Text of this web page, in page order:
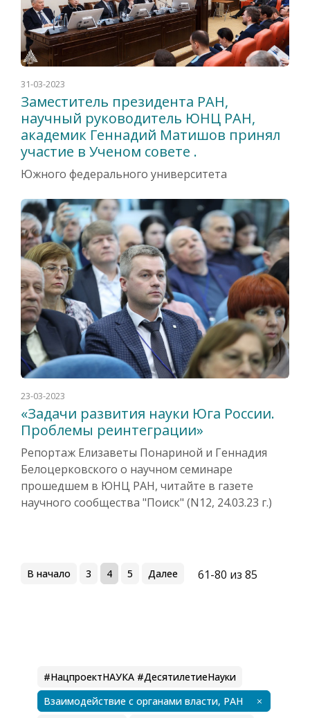
31-03-2023
Заместитель президента РАН,
научный руководитель ЮНЦ РАН,
академик Геннадий Матишов принял
участие в Ученом совете .
Южного федерального университета
23-03-2023
«Задачи развития науки Юга России.
Проблемы реинтеграции»
Репортаж Елизаветы Понариной и Геннадия
Белоцерковского о научном семинаре
прошедшем в ЮНЦ РАН, читайте в газете
научного сообщества "Поиск" (N12, 24.03.23 г.)
В начало 3 4 5 Далее 61-80 из 85
#НацпроектНАУКА #ДесятилетиеНауки
Взаимодействие с органами власти, РАН